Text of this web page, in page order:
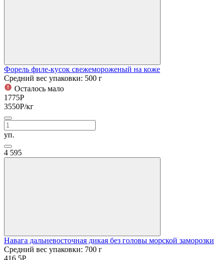
Форель филе-кусок свежемороженый на коже
Средний вес упаковки: 500 г
Осталось мало
1775Р
3550Р/кг
уп.
4 595
Навага дальневосточная дикая без головы морской заморозки
Средний вес упаковки: 700 г
416.5Р